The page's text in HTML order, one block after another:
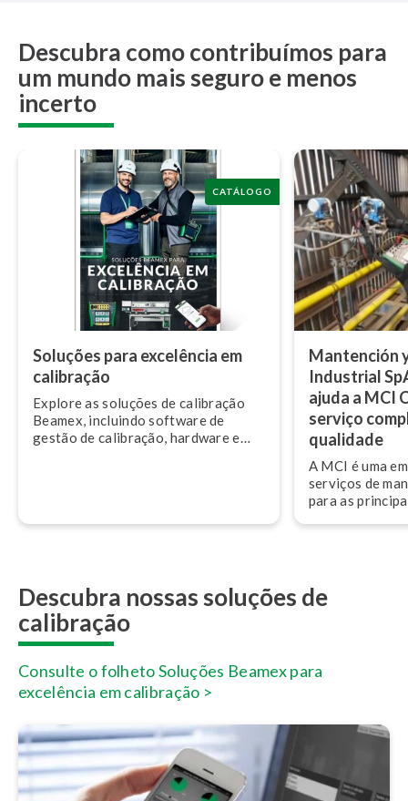
Descubra como contribuímos para
um mundo mais seguro e menos
incerto
CATÁLOGO
Soluções para excelência em
calibração
Explore as soluções de calibração
Beamex, incluindo software de
gestão de calibração, hardware e
Mantención
Industrial
ajuda a MCI
serviço
qualidade
A MCI é uma
serviços de
para as
Descubra nossas soluções de
calibração
Consulte o folheto Soluções Beamex para
excelência em calibração >